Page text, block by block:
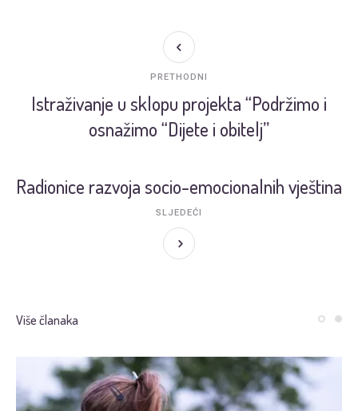
Istraživanje u sklopu projekta “Podržimo i
osnažimo “Dijete i obitelj”
PRETHODNI
Radionice razvoja socio-emocionalnih vještina
SLJEDEĆI
Više članaka